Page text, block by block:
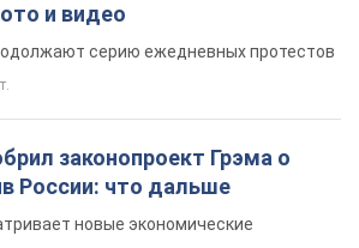
и видео
серию ежедневных протестов
законопроект Грэма о
России: что дальше
новые экономические